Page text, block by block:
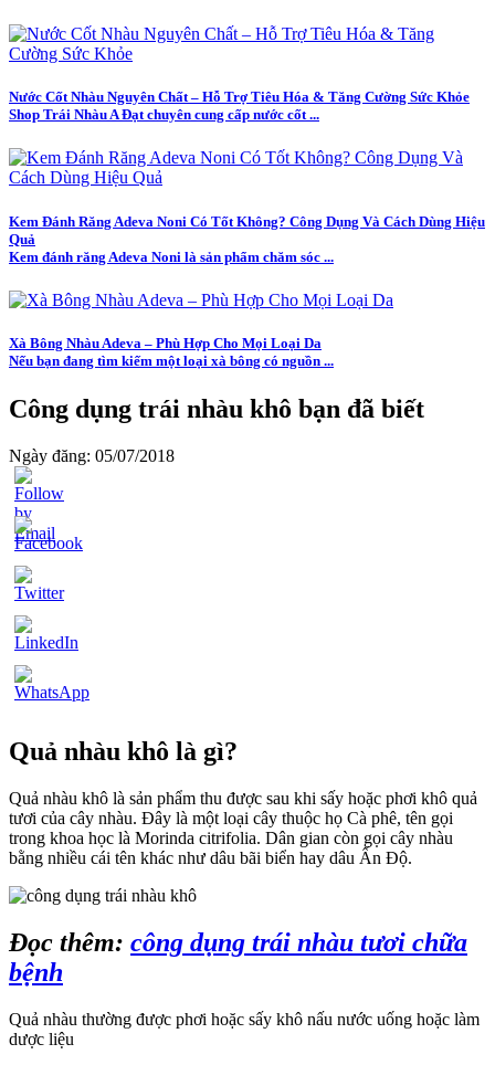
Nước Cốt Nhàu Nguyên Chất – Hỗ Trợ Tiêu Hóa & Tăng Cường Sức Khỏe
Shop Trái Nhàu A Đạt chuyên cung cấp nước cốt ...
Kem Đánh Răng Adeva Noni Có Tốt Không? Công Dụng Và Cách Dùng Hiệu
Quả
Kem đánh răng Adeva Noni là sản phẩm chăm sóc ...
Xà Bông Nhàu Adeva – Phù Hợp Cho Mọi Loại Da
Nếu bạn đang tìm kiếm một loại xà bông có nguồn ...
Công dụng trái nhàu khô bạn đã biết
Ngày đăng: 05/07/2018
Quả nhàu khô là gì?
Quả nhàu khô là sản phẩm thu được sau khi sấy hoặc phơi khô quả
tươi của cây nhàu. Đây là một loại cây thuộc họ Cà phê, tên gọi
trong khoa học là Morinda citrifolia. Dân gian còn gọi cây nhàu
bằng nhiều cái tên khác như dâu bãi biển hay dâu Ấn Độ.
Đọc thêm: công dụng trái nhàu tươi chữa
bệnh
Quả nhàu thường được phơi hoặc sấy khô nấu nước uống hoặc làm
dược liệu